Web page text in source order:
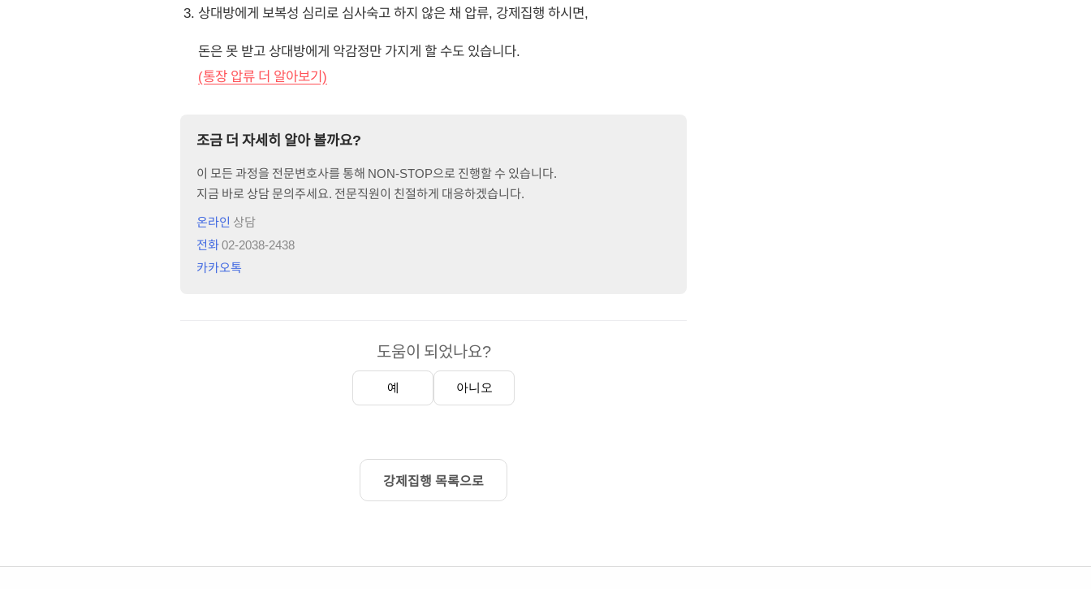
상대방에게 보복성 심리로 심사숙고 하지 않은 채 압류, 강제집행 하시면,
돈은 못 받고 상대방에게 악감정만 가지게 할 수도 있습니다.
(통장 압류 더 알아보기)
조금 더 자세히 알아 볼까요?
이 모든 과정을 전문변호사를 통해 NON-STOP으로 진행할 수 있습니다.
지금 바로 상담 문의주세요. 전문직원이 친절하게 대응하겠습니다.
온라인 상담
전화02-2038-2438
카카오톡
도움이 되었나요?
예 아니오
강제집행 목록으로